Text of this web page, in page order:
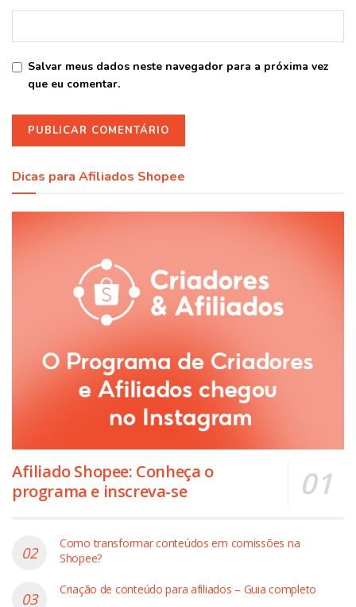
Salvar meus dados neste navegador para a próxima vez
que eu comentar.
Dicas para Afiliados Shopee
Afiliado Shopee: Conheça o
programa e inscreva-se
Como transformar conteúdos em comissões na
Shopee?
Criação de conteúdo para afiliados – Guia completo